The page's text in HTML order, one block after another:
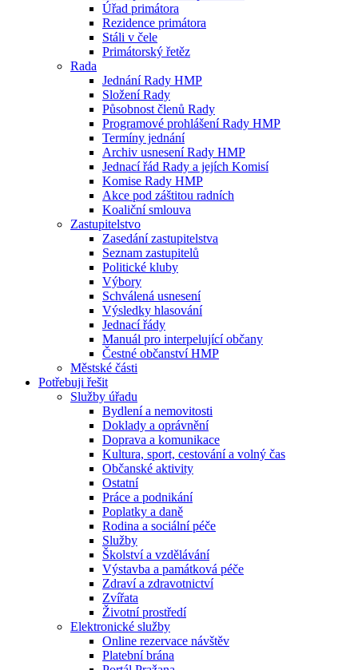
Úřad primátora
Rezidence primátora
Stáli v čele
Primátorský řetěz
Rada
Jednání Rady HMP
Složení Rady
Působnost členů Rady
Programové prohlášení Rady HMP
Termíny jednání
Archiv usnesení Rady HMP
Jednací řád Rady a jejích Komisí
Komise Rady HMP
Akce pod záštitou radních
Koaliční smlouva
Zastupitelstvo
Zasedání zastupitelstva
Seznam zastupitelů
Politické kluby
Výbory
Schválená usnesení
Výsledky hlasování
Jednací řády
Manuál pro interpelující občany
Čestné občanství HMP
Městské části
Potřebuji řešit
Služby úřadu
Bydlení a nemovitosti
Doklady a oprávnění
Doprava a komunikace
Kultura, sport, cestování a volný čas
Občanské aktivity
Ostatní
Práce a podnikání
Poplatky a daně
Rodina a sociální péče
Služby
Školství a vzdělávání
Výstavba a památková péče
Zdraví a zdravotnictví
Zvířata
Životní prostředí
Elektronické služby
Online rezervace návštěv
Platební brána